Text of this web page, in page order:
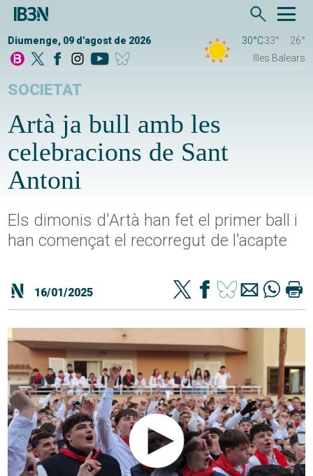
Diumenge, 09 d'agost de 2026 30°C33°
26°
Illes Balears
SOCIETAT
Artà ja bull amb les
celebracions de Sant
Antoni
Els dimonis d'Artà han fet el primer ball i
han començat el recorregut de l'acapte
16/01/2025